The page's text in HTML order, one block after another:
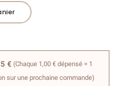
€ (Chaque 1,00 € dépensé = 1
sur une prochaine commande)